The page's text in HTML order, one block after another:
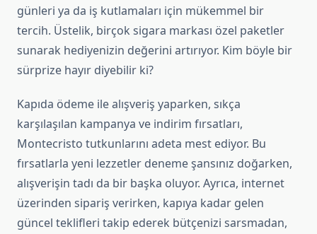
günleri ya da iş kutlamaları için mükemmel bir
tercih. Üstelik, birçok sigara markası özel paketler
sunarak hediyenizin değerini artırıyor. Kim böyle bir
sürprize hayır diyebilir ki?
Kapıda ödeme ile alışveriş yaparken, sıkça
karşılaşılan kampanya ve indirim fırsatları,
Montecristo tutkunlarını adeta mest ediyor. Bu
fırsatlarla yeni lezzetler deneme şansınız doğarken,
alışverişin tadı da bir başka oluyor. Ayrıca, internet
üzerinden sipariş verirken, kapıya kadar gelen
güncel teklifleri takip ederek bütçenizi sarsmadan,